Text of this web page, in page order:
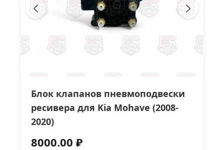
Блок клапанов пневмоподвески
ресивера для Kia Mohave (2008-
2020)
8000.00 ₽